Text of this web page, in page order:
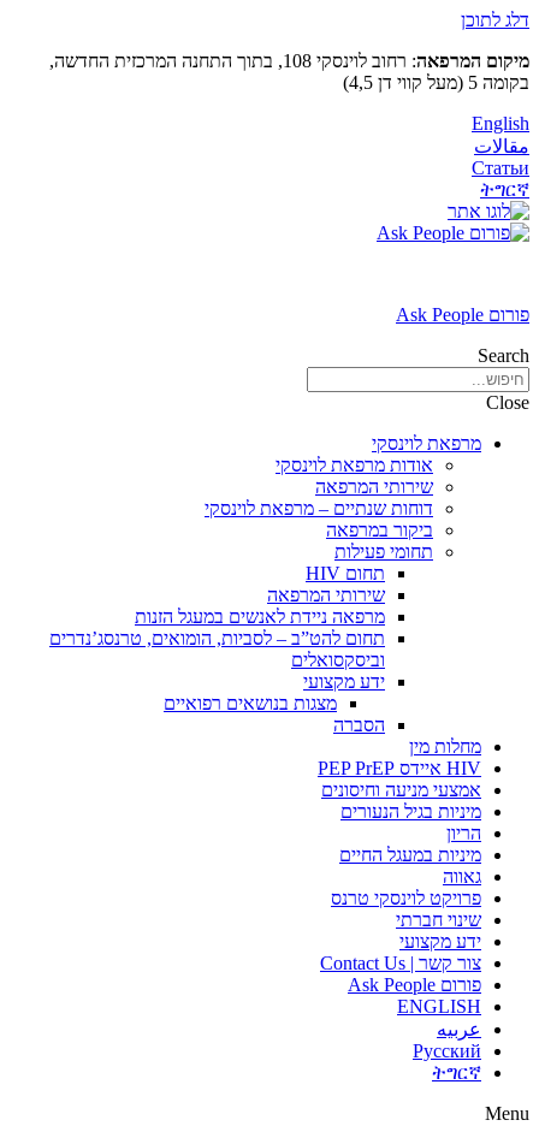
דלג לתוכן
מיקום המרפאה
: רחוב לוינסקי 108, בתוך התחנה המרכזית החדשה,
בקומה 5 (מעל קווי דן 4,5)
English
مقالات
Статьи
ትግርኛ
פורום Ask People
Search
Close
מרפאת לוינסקי
אודות מרפאת לוינסקי
שירותי המרפאה
דוחות שנתיים – מרפאת לוינסקי
ביקור במרפאה
תחומי פעילות
תחום HIV
שירותי המרפאה
מרפאה ניידת לאנשים במעגל הזנות
תחום להט”ב – לסביות, הומואים, טרנסג’נדרים
וביסקסואלים
ידע מקצועי
מצגות בנושאים רפואיים
הסברה
מחלות מין
HIV איידס PEP PrEP
אמצעי מניעה וחיסונים
מיניות בגיל הנעורים
הריון
מיניות במעגל החיים
גאווה
פרויקט לוינסקי טרנס
שינוי חברתי
ידע מקצועי
צור קשר | Contact Us
פורום Ask People
ENGLISH
عربيه
Русский
ትግርኛ
Menu